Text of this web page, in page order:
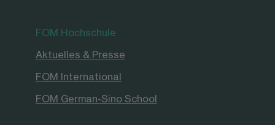
FOM Hochschule
Aktuelles & Presse
FOM International
FOM German-Sino School